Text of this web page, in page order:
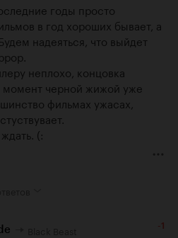
годы просто
в год хороших бывает, а
надеяться, что выйдет
неплохо, концовка
момент черной жижой уже
фильмах ужасах,
(:
-1